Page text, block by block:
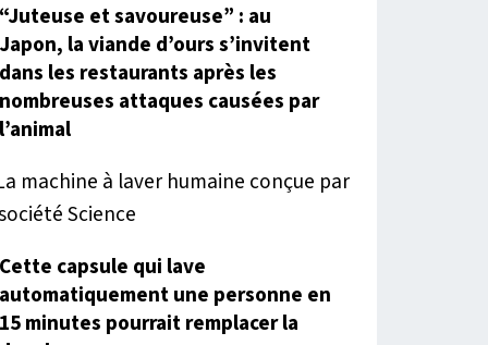
“Juteuse et savoureuse” : au
Japon, la viande d’ours s’invitent
dans les restaurants après les
nombreuses attaques causées par
l’animal
Cette capsule qui lave
automatiquement une personne en
15 minutes pourrait remplacer la